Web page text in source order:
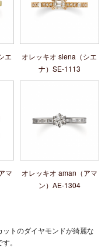
エ
オレッキオ siena（シエ
ナ）SE‐1113
マ
オレッキオ aman（アマ
ン）AE‐1304
トのダイヤモンドが綺麗な
。